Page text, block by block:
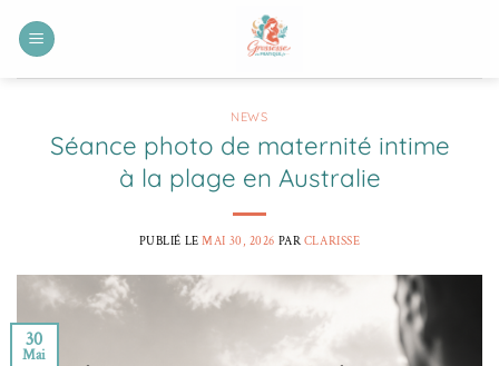
NEWS
Séance photo de maternité intime
à la plage en Australie
PUBLIÉ LEMAI 30, 2026 PAR CLARISSE
30
Mai